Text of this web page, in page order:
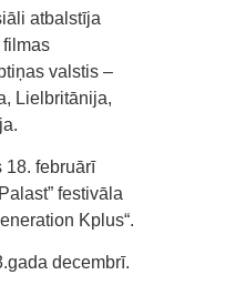
atbalstīja
filmas
valstis –
Lielbritānija,
18. februārī
festivāla
Kplus“.
decembrī.